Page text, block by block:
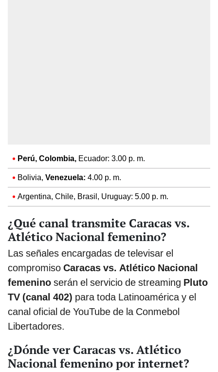
Perú, Colombia, Ecuador: 3.00 p. m.
Bolivia, Venezuela: 4.00 p. m.
Argentina, Chile, Brasil, Uruguay: 5.00 p. m.
¿Qué canal transmite Caracas vs.
Atlético Nacional femenino?
Las señales encargadas de televisar el
compromiso Caracas vs. Atlético Nacional
femenino serán el servicio de streaming Pluto
TV (canal 402) para toda Latinoamérica y el
canal oficial de YouTube de la Conmebol
Libertadores.
¿Dónde ver Caracas vs. Atlético
Nacional femenino por internet?